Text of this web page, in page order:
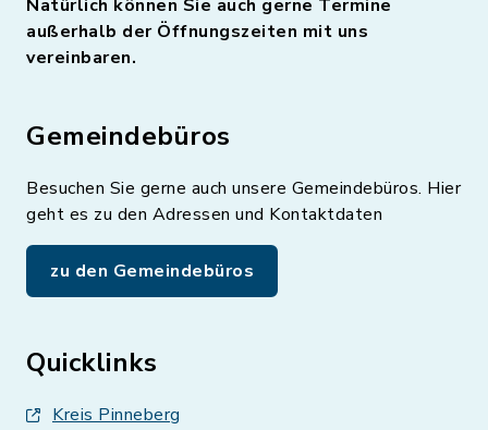
Natürlich können Sie auch gerne Termine
außerhalb der Öffnungszeiten mit uns
vereinbaren.
Gemeindebüros
Besuchen Sie gerne auch unsere Gemeindebüros. Hier
geht es zu den Adressen und Kontaktdaten
zu den Gemeindebüros
Quicklinks
Kreis Pinneberg